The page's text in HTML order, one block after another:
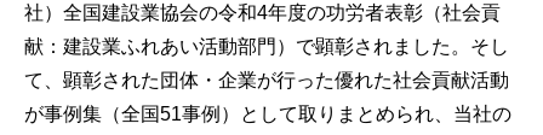
社）全国建設業協会の令和4年度の功労者表彰（社会貢
献：建設業ふれあい活動部門）で顕彰されました。そし
て、顕彰された団体・企業が行った優れた社会貢献活動
が事例集（全国51事例）として取りまとめられ、当社の